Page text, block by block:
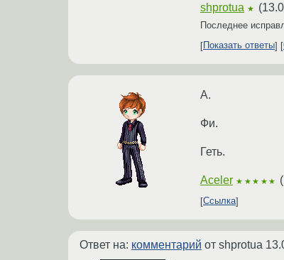
shprotua ★ (
Последнее
Показать ответы
А.
Фи.
Геть.
Aceler ★★★★★ (
Ссылка
Ответ на: комментарий от shprotua